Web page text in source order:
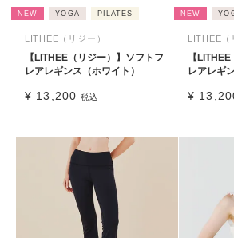
NEW YOGA PILATES
LITHEE（リジー）
【LITHEE（リジー）】ソフトフ
レアレギンス（ホワイト）
¥ 13,200 税込
NEW
LITHEE（
【
レアレギ
¥